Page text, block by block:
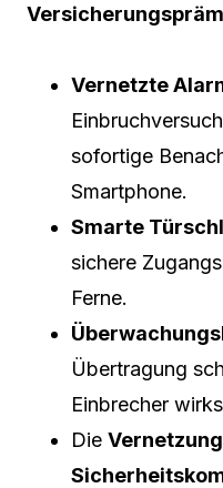
Vernetzte
sofortige
Smartphone.
Smarte
sichere
Ferne.
Übertragung
Einbrecher
Die